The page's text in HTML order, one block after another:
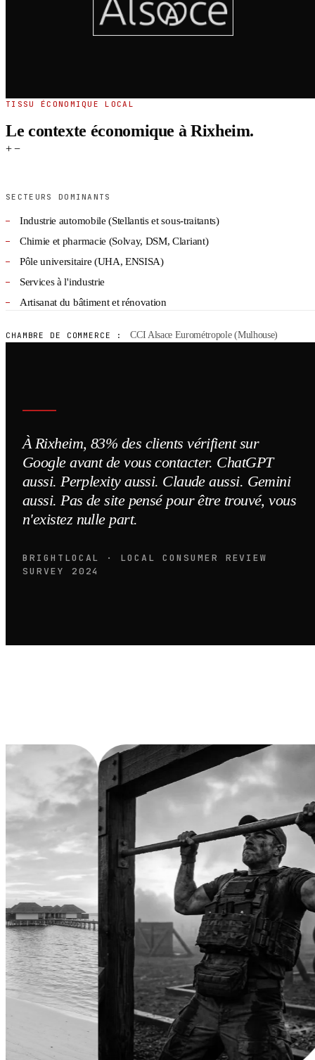
TISSU ÉCONOMIQUE LOCAL
Le contexte économique à Rixheim.
+ −
SECTEURS DOMINANTS
Industrie automobile (Stellantis et sous-traitants)
Chimie et pharmacie (Solvay, DSM, Clariant)
Pôle universitaire (UHA, ENSISA)
Services à l'industrie
Artisanat du bâtiment et rénovation
CHAMBRE DE COMMERCE : CCI Alsace Eurométropole (Mulhouse)
À Rixheim, 83% des clients vérifient sur
Google avant de vous contacter. ChatGPT
aussi. Perplexity aussi. Claude aussi. Gemini
aussi. Pas de site pensé pour être trouvé, vous
n'existez nulle part.
BRIGHTLOCAL · LOCAL CONSUMER REVIEW
SURVEY 2024